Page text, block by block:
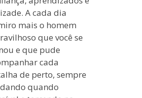
A cada dia
mais o homem
que você se
e que pude
cada
de perto, sempre
quando